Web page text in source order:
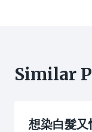
Similar
想染白髮